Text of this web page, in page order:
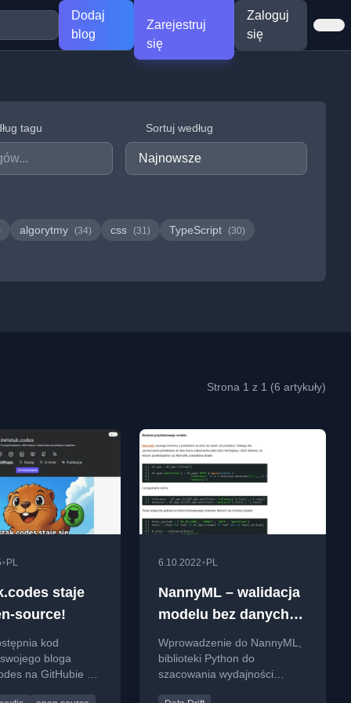
Dodaj
blog
Zarejestruj
się
Zaloguj
się
tagu Sortuj według
algorytmy (34) css (31) TypeScript (30)
Strona 1 z 1 (6 artykuły)
• PL
staje
kod
bloga
na GitHubie na
6.10.2022• PL
NannyML – walidacja
modelu bez danych
rzeczywistych
(ground truth)!
Wprowadzenie do NannyML,
biblioteki Python do
szacowania wydajności